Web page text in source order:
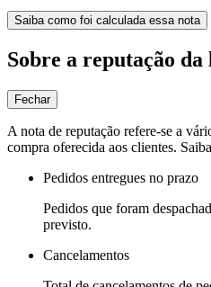
Saiba como foi calculada essa nota
Sobre a reputação da
Fechar
A nota de reputação refere-se a
compra oferecida aos clientes.
Pedidos entregues no prazo
Pedidos que foram
previsto.
Cancelamentos